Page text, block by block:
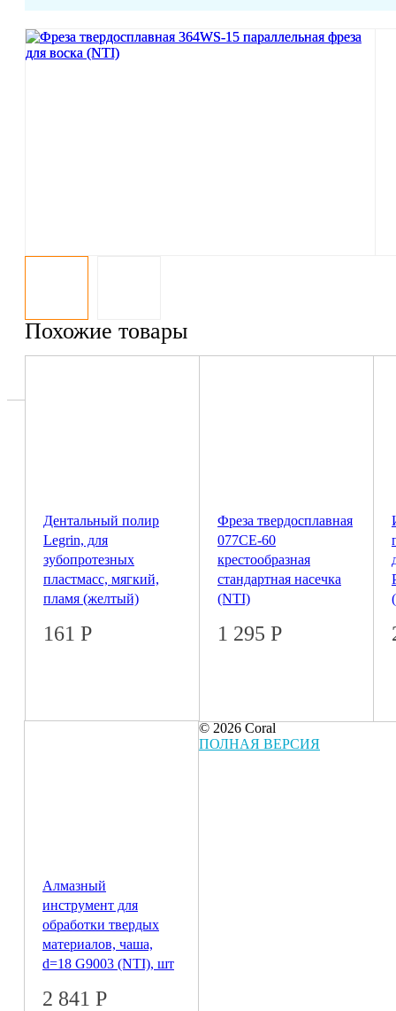
Похожие товары
Дентальный полир
Legrin, для
зубопротезных
пластмасс, мягкий,
пламя (желтый)
161 Р
Фреза твердосплавная
077СЕ-60
крестообразная
стандартная насечка
(NTI)
1 295 Р
Алмазный
инструмент для
обработки твердых
материалов, чаша,
d=18 G9003 (NTI), шт
2 841 Р
© 2026 Coral
ПОЛНАЯ ВЕРСИЯ